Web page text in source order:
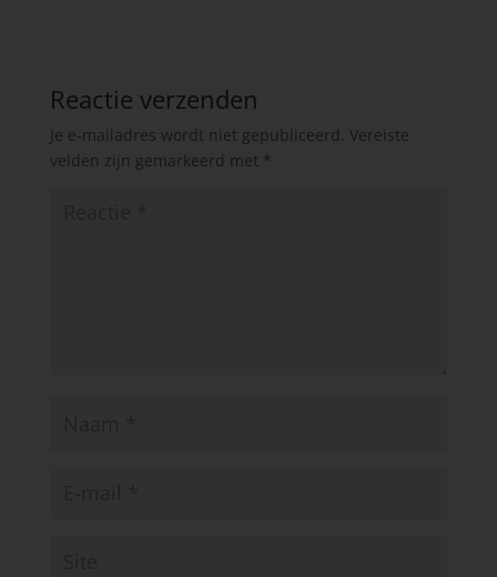
Reactie verzenden
Je e-mailadres wordt niet gepubliceerd. Vereiste
velden zijn gemarkeerd met *